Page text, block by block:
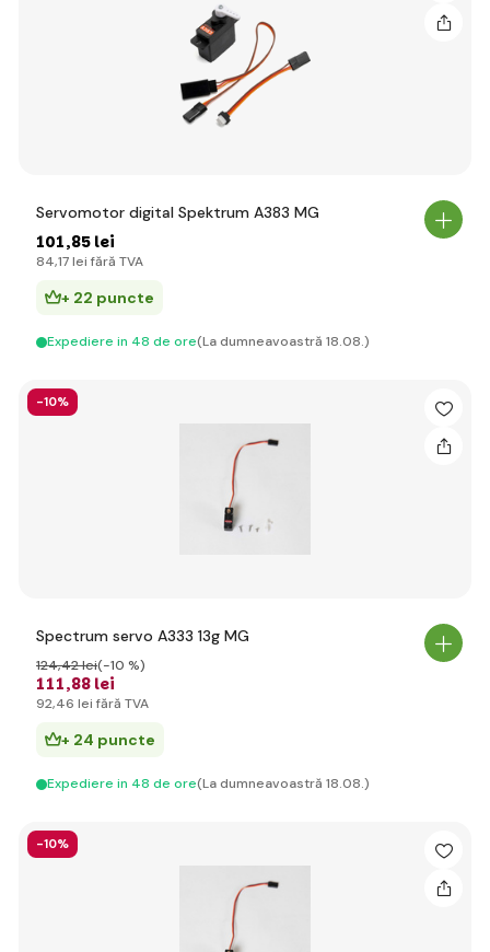
Servomotor digital Spektrum A383 MG
101,85 lei
84,17 lei fără TVA
+ 22 puncte
Expediere in 48 de ore(La dumneavoastră 18.08.)
-10%
Spectrum servo A333 13g MG
111,88 lei
124,42 lei(-10 %)
92,46 lei fără TVA
+ 24 puncte
Expediere in 48 de ore(La dumneavoastră 18.08.)
-10%